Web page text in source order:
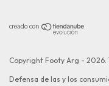
Copyright Footy Arg - 2026.
Defensa de las y los